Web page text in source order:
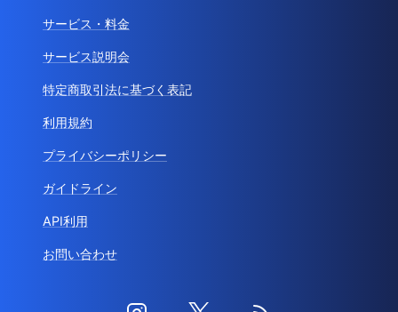
サービス・料金
サービス説明会
特定商取引法に基づく表記
利用規約
プライバシーポリシー
ガイドライン
API利用
お問い合わせ